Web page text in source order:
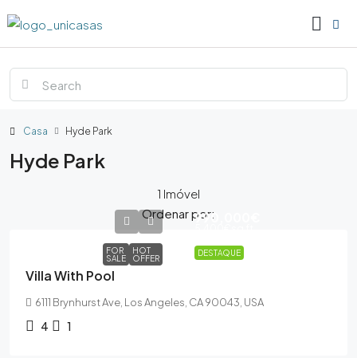
Casa Hyde Park
Hyde Park
1 Imóvel
Ordenar por:
DESTAQUE
FOR
SALE
HOT
OFFER
990,000€
Villa With Pool
6111 Brynhurst Ave, Los Angeles, CA 90043, USA
4 1